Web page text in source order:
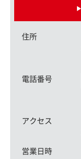
住所
電話番号
アクセス
営業日時